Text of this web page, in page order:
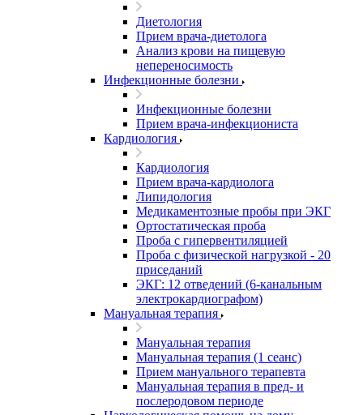
Диетология
Прием врача-диетолога
Анализ крови на пищевую
непереносимость
Инфекционные болезни
Инфекционные болезни
Прием врача-инфекциониста
Кардиология
Кардиология
Прием врача-кардиолога
Липидология
Медикаментозные пробы при ЭКГ
Ортостатическая проба
Проба с гипервентиляцией
Проба с физической нагрузкой - 20
приседаний
ЭКГ: 12 отведений (6-канальным
электрокардиографом)
Мануальная терапия
Мануальная терапия
Мануальная терапия (1 сеанс)
Прием мануального терапевта
Мануальная терапия в пред- и
послеродовом периоде